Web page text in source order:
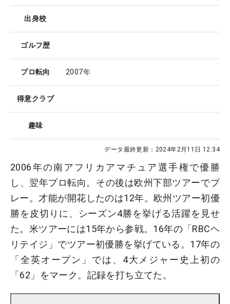
出身校
ゴルフ歴
プロ転向 2007年
得意クラブ
趣味
データ最終更新： 2024年2月11日 12:34
2006年の南アフリカアマチュア選手権で優勝
し、翌年プロ転向。その後は欧州下部ツアーでプ
レー。才能が開花したのは12年。欧州ツアー初優
勝を皮切りに、シーズン4勝を挙げる活躍を見せ
た。米ツアーには15年から参戦。16年の「RBCヘ
リテイジ」でツアー初優勝を挙げている。17年の
「全英オープン」では、4大メジャー史上初の
「62」をマーク。記録を打ち立てた。